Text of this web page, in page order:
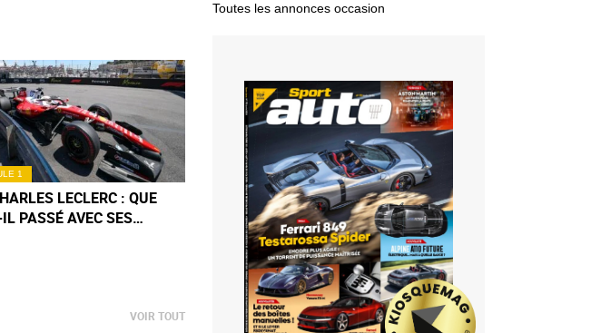
1
LECLERC : QUE
PASSÉ AVEC SES
VOIR TOUT
Toutes les annonces occasion